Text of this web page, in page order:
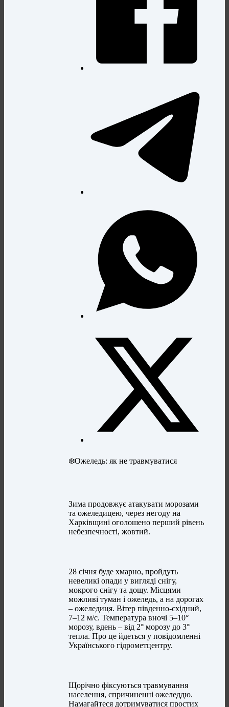
❄️Ожеледь: як не травмуватися
Зима продовжує атакувати морозами
та ожеледицею, через негоду на
Харківщині оголошено перший рівень
небезпечності, жовтий.
28 січня буде хмарно, пройдуть
невеликі опади у вигляді снігу,
мокрого снігу та дощу. Місцями
можливі туман і ожеледь, а на дорогах
– ожеледиця. Вітер південно-східний,
7–12 м/с. Температура вночі 5–10°
морозу, вдень – від 2° морозу до 3°
тепла. Про це йдеться у повідомленні
Українського гідрометцентру.
Щорічно фіксуються травмування
населення, спричиненні ожеледдю.
Намагайтеся дотримуватися простих